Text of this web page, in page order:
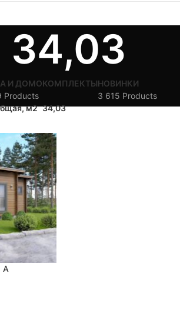
34,03
И ДОМОКОМПЛЕКТЫ
Products
НОВИНКИ
3 615 Products
м2 34,03
A